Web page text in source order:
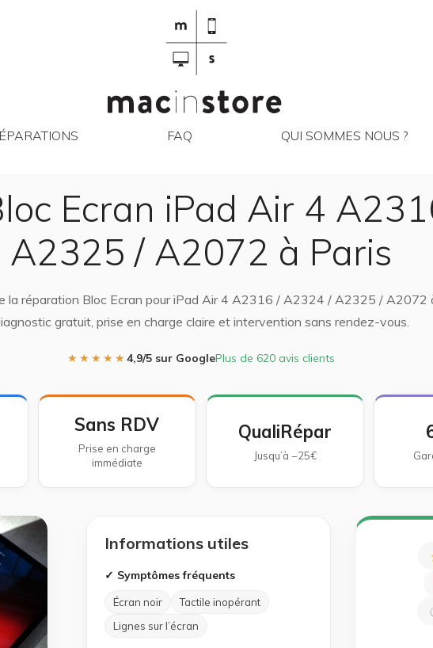
FAQ QUI SOMMES NOUS ?
Ecran iPad Air 4
A2325 / A2072 à Paris
la réparation Bloc Ecran pour iPad Air 4 A2316 / A2324 / A2325 / A2072
gratuit, prise en charge claire et intervention sans rendez-vous.
★★★★★ 4,9/5 sur GooglePlus de 620 avis clients
Sans RDV
Prise en charge
immédiate
QualiRépar
Jusqu’à −25€
Informations utiles
✓ Symptômes fréquents
Écran noir
Tactile inopérant
Lignes sur l’écran